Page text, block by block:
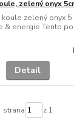
zelený onyx
zelený onyx 5
& energie Tento
Detail
strana z 1